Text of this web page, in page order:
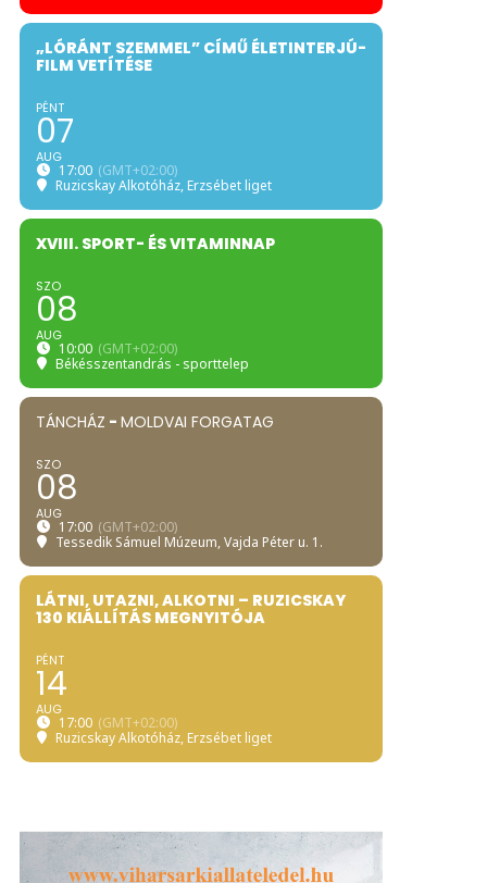
„LÓRÁNT SZEMMEL” CÍMŰ ÉLETINTERJÚ-
FILM VETÍTÉSE
PÉNT
07
AUG
17:00 (GMT+02:00)
Ruzicskay Alkotóház, Erzsébet liget
XVIII. SPORT- ÉS VITAMINNAP
SZO
08
AUG
10:00 (GMT+02:00)
Békésszentandrás - sporttelep
TÁNCHÁZ - MOLDVAI FORGATAG
SZO
08
AUG
17:00 (GMT+02:00)
Tessedik Sámuel Múzeum, Vajda Péter u. 1.
LÁTNI, UTAZNI, ALKOTNI – RUZICSKAY
130 KIÁLLÍTÁS MEGNYITÓJA
PÉNT
14
AUG
17:00 (GMT+02:00)
Ruzicskay Alkotóház, Erzsébet liget